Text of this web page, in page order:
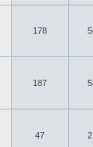
178
187
47